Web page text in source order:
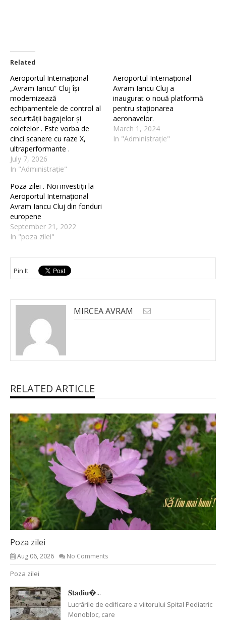
Related
Aeroportul Internațional
„Avram Iancu” Cluj își
modernizează
echipamentele de control al
securității bagajelor și
coletelor . Este vorba de
cinci scanere cu raze X,
ultraperformante .
July 7, 2026
In "Administrație"
Aeroportul Internațional
Avram Iancu Cluj a
inaugurat o nouă platformă
pentru staționarea
aeronavelor.
March 1, 2024
In "Administrație"
Poza zilei . Noi investiții la
Aeroportul Internațional
Avram Iancu Cluj din fonduri
europene
September 21, 2022
In "poza zilei"
Pin It
MIRCEA AVRAM
RELATED ARTICLE
Poza zilei
Aug 06, 2026 No Comments
Poza zilei
𝐒𝐭𝐚𝐝𝐢𝐮�...
Lucrările de edificare a viitorului Spital Pediatric
Monobloc, care